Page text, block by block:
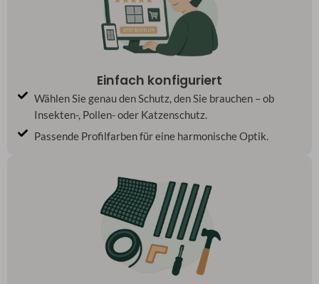
Einfach konfiguriert
Wählen Sie genau den Schutz, den Sie brauchen – ob
Insekten-, Pollen- oder Katzenschutz.
Passende Profilfarben für eine harmonische Optik.